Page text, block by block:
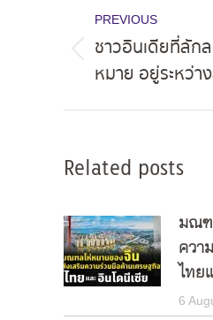
navigation
PREVIOUS
post:
ชาวอินเดียที่ลัก
หมาย อยู่ระหว่า
Related posts
มณฑ
ควา
ไทย
6